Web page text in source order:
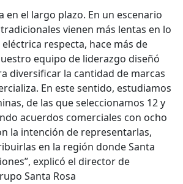
en el largo plazo. En un escenario
vienen más lentas en lo
respecta, hace más de
equipo de liderazgo diseñó
diversificar la cantidad de marcas
En este sentido, estudiamos
de las que seleccionamos 12 y
acuerdos comerciales con ocho
la intención de representarlas,
en la región donde Santa
explicó el director de
Santa Rosa